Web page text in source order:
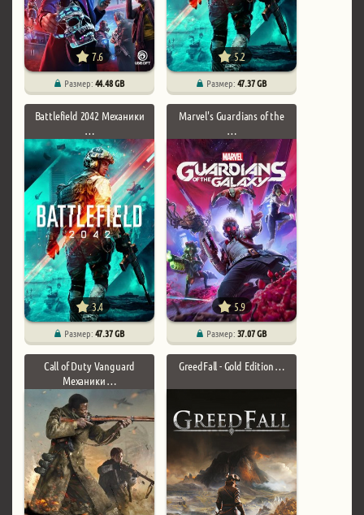
7.6
Размер:44.48 GB
5.2
Размер:47.37 GB
Battlefield 2042 Механики
…
3.4
Размер:47.37 GB
Marvel's Guardians of the
…
5.9
Размер:37.07 GB
Call of Duty Vanguard
Механики …
GreedFall - Gold Edition …